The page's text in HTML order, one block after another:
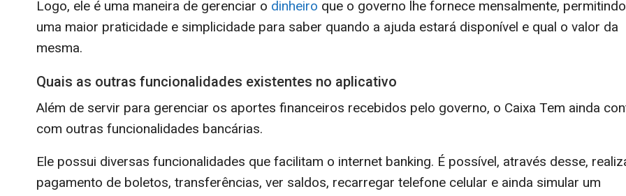
Logo, ele é uma maneira de gerenciar o dinheiro que o governo lhe fornece mensalmente, permitindo
uma maior praticidade e simplicidade para saber quando a ajuda estará disponível e qual o valor da
mesma.
Quais as outras funcionalidades existentes no aplicativo
Além de servir para gerenciar os aportes financeiros recebidos pelo governo, o Caixa Tem ainda
com outras funcionalidades bancárias.
Ele possui diversas funcionalidades que facilitam o internet banking. É possível, através desse,
pagamento de boletos, transferências, ver saldos, recarregar telefone celular e ainda simular um